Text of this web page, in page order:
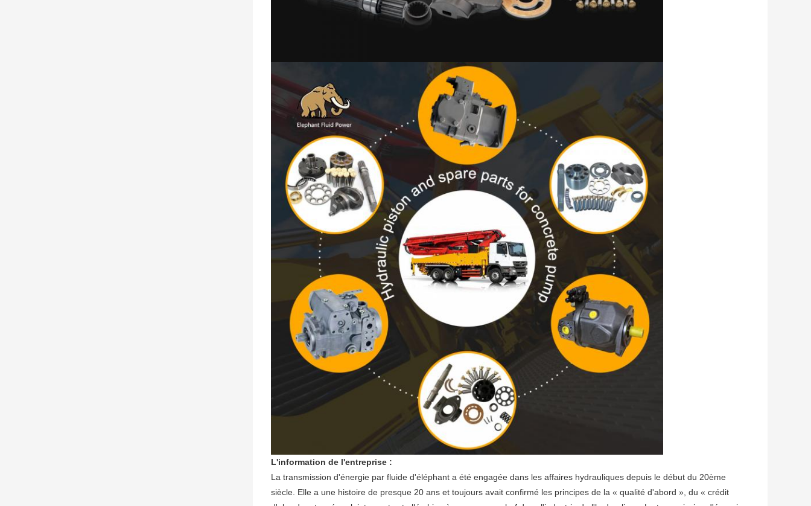
L'information de l'entreprise :
La transmission d'énergie par fluide d'éléphant a été engagée dans les affaires hydrauliques depuis le début du 20ème
siècle. Elle a une histoire de presque 20 ans et toujours avait confirmé les principes de la « qualité d'abord », du « crédit